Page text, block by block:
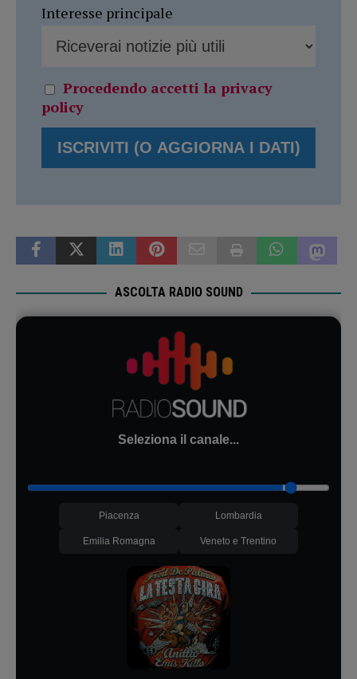
Interesse principale
Procedendo accetti la privacy
policy
ASCOLTA RADIO SOUND
Seleziona il canale...
Piacenza Lombardia
Emilia Romagna Veneto e Trentino